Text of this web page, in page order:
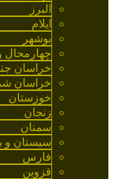
البرز
ایلام
بوشهر
چهارمحال
خراسان
خراسان
خوزستان
زنجان
سمنان
سیستان و
فارس
قزوین